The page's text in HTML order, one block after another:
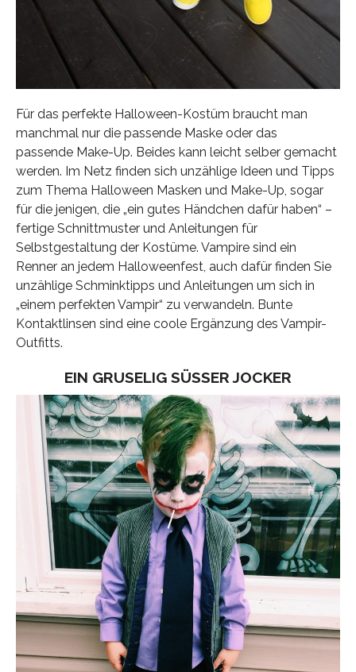
Für das perfekte Halloween-Kostüm braucht man
manchmal nur die passende Maske oder das
passende Make-Up. Beides kann leicht selber gemacht
werden. Im Netz finden sich unzählige Ideen und Tipps
zum Thema Halloween Masken und Make-Up, sogar
für die jenigen, die „ein gutes Händchen dafür haben“ –
fertige Schnittmuster und Anleitungen für
Selbstgestaltung der Kostüme. Vampire sind ein
Renner an jedem Halloweenfest, auch dafür finden Sie
unzählige Schminktipps und Anleitungen um sich in
„einem perfekten Vampir“ zu verwandeln. Bunte
Kontaktlinsen sind eine coole Ergänzung des Vampir-
Outfitts.
EIN GRUSELIG SÜSSER JOCKER